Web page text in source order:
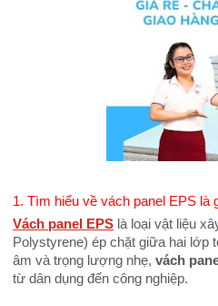
1. Tìm hiểu về vách panel EPS là
Vách panel EPS là loại vật liệu
Polystyrene) ép chặt giữa hai lớp
âm và trọng lượng nhẹ, vách
từ dân dụng đến công nghiệp.